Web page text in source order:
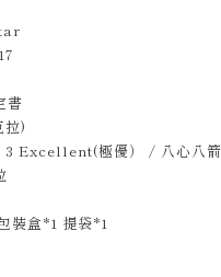
書
)
Excellent(極優） / 八心八箭
盒*1 提袋*1